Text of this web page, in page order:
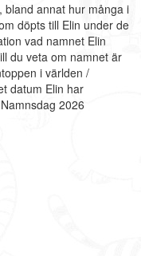
bland annat hur många i
döpts till Elin under de
vad namnet Elin
du veta om namnet är
i världen /
datum Elin har
2026